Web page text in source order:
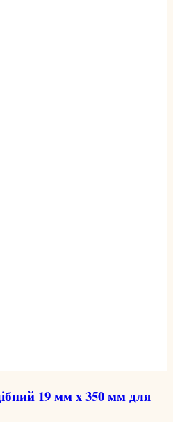
19 мм x 350 мм для